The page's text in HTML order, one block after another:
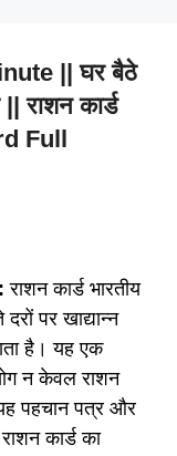
|| घर बैठे
राशन कार्ड
Full
राशन कार्ड भारतीय
पर खाद्यान्न
है। यह एक
न केवल राशन
पहचान पत्र और
कार्ड का